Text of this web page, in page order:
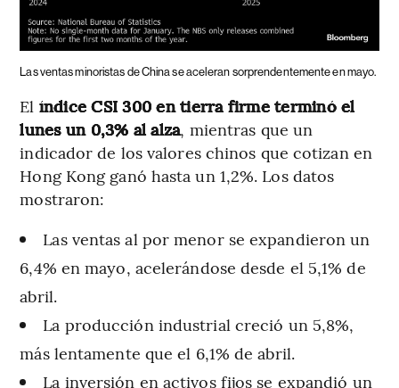
Las ventas minoristas de China se aceleran sorprendentemente en mayo.
El índice CSI 300 en tierra firme terminó el
lunes un 0,3% al alza, mientras que un
indicador de los valores chinos que cotizan en
Hong Kong ganó hasta un 1,2%. Los datos
mostraron:
Las ventas al por menor se expandieron un
6,4% en mayo, acelerándose desde el 5,1% de
abril.
La producción industrial creció un 5,8%,
más lentamente que el 6,1% de abril.
La inversión en activos fijos se expandió un